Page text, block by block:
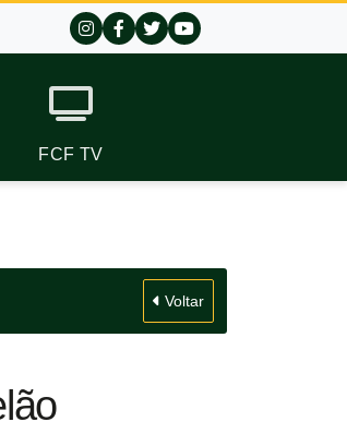
FCF TV
Voltar